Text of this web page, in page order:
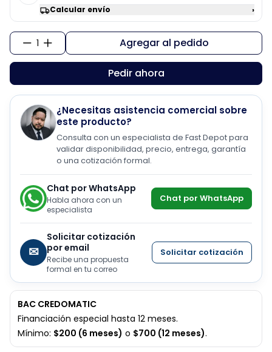
Calcular envío
›
1 Agregar al pedido
Pedir ahora
¿Necesitas asistencia comercial sobre
este producto?
Consulta con un especialista de Fast Depot para
validar disponibilidad, precio, entrega, garantía
o una cotización formal.
Chat por WhatsApp
Habla ahora con un
especialista
Chat por WhatsApp
✉
Solicitar cotización
por email
Recibe una propuesta
formal en tu correo
Solicitar cotización
BAC CREDOMATIC
Financiación especial hasta 12 meses.
Mínimo: $200 (6 meses) o $700 (12 meses).